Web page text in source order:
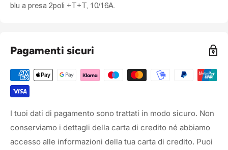
blu a presa 2poli +T+T, 10/16A.
Pagamenti sicuri
I tuoi dati di pagamento sono trattati in modo sicuro. Non
conserviamo i dettagli della carta di credito né abbiamo
accesso alle informazioni della tua carta di credito. Puoi